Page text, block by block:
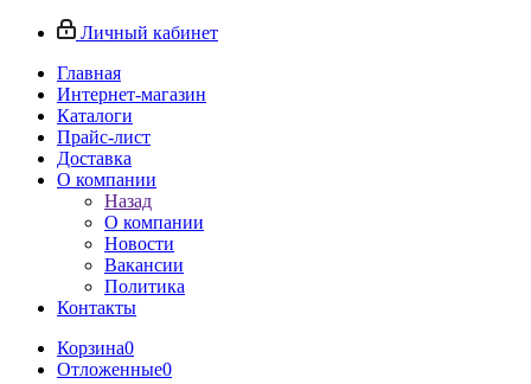
Личный кабинет
Главная
Интернет-магазин
Каталоги
Прайс-лист
Доставка
О компании
Назад
О компании
Новости
Вакансии
Политика
Контакты
Корзина0
Отложенные0